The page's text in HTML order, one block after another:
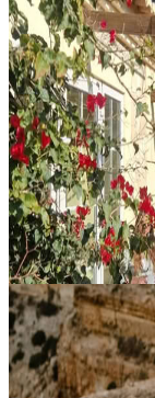
Slow Flow &
Da Transform to
workshop pensati
con il tuo stato
i....
16,00 €
Contatta
Lagos,
Vinyasa serale